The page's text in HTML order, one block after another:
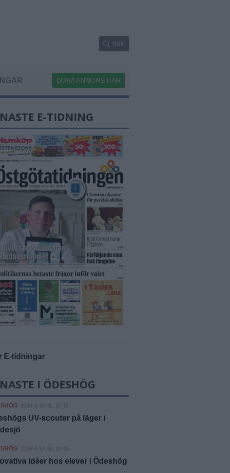
SöK
BOKA ANNONS HÄR
E-TIDNING
E-tidningar
I ÖDESHÖG
2026-6-30 KL. 12:13
UV-scouter på läger i
2026-4-17 KL. 10:40
idéer hos elever i Ödeshög